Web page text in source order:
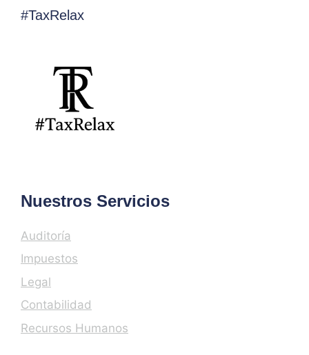
#TaxRelax
Nuestros Servicios
Auditoría
Impuestos
Legal
Contabilidad
Recursos Humanos